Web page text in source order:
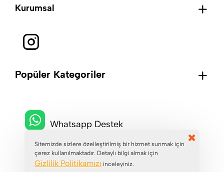
Sitemizde sizlere özelleştirilmiş bir hizmet sunmak için
çerez kullanılmaktadır. Detaylı bilgi almak için
Gizlilik Politikamızı inceleyiniz.
Kurumsal
Popüler Kategoriler
Whatsapp Destek
+90 (546) 229 7229